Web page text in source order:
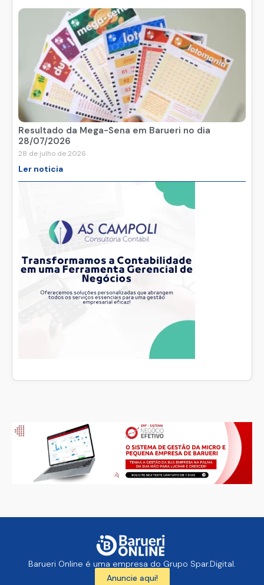
Resultado da Mega-Sena em Barueri no dia
28/07/2026
28 de julho de 2026
Ler noticia
Barueri Online é uma empresa do Grupo Spar.Digital.
Anuncie aqui!